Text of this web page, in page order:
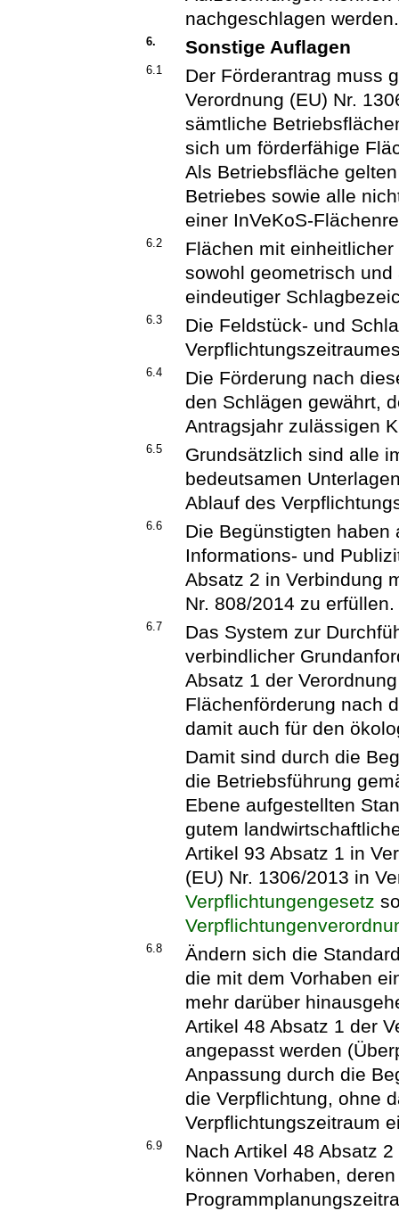
nachgeschlagen werden.
6. Sonstige Auflagen
6.1
Der Förderantrag muss
Verordnung (EU) Nr.
sämtliche
sich um förderfähige
Als Betriebsfläche
Betriebes sowie alle
einer InVeKoS-
6.2
Flächen mit
sowohl geometrisch
eindeutiger
6.3
Die Feldstück- und
6.4
Die Förderung nach
den Schlägen gewährt,
Antragsjahr zulässigen
6.5
Grundsätzlich sind alle
bedeutsamen
Ablauf des
6.6
Die Begünstigten haben
Informations- und
Absatz 2 in Verbindung
Nr. 808/2014 zu erfüllen.
6.7
Das System zur
verbindlicher
Absatz 1 der
Flächenförderung nach
damit auch für den
Damit sind durch die
die Betriebsführung
Ebene aufgestellten
gutem
Artikel 93 Absatz 1 in
(EU) Nr. 1306/2013 in
Verpflichtungengesetz
6.8
Ändern sich die
die mit dem Vorhaben
mehr darüber
Artikel 48 Absatz 1 der
angepasst werden
Anpassung durch die
die Verpflichtung, ohne
Verpflichtungszeitraum
6.9
Nach Artikel 48 Absatz
können Vorhaben,